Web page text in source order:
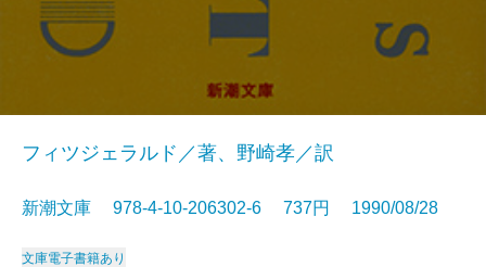
フィツジェラルド／著、野崎孝／訳
新潮文庫 978-4-10-206302-6 737円 1990/08/28
文庫電子書籍あり